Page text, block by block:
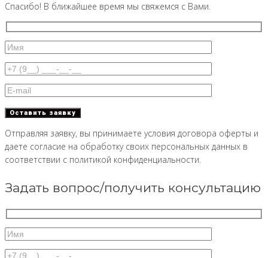
Спасибо! В ближайшее время мы свяжемся с Вами.
Отправляя заявку, вы принимаете условия договора оферты и
даете согласие на обработку своих персональных данных в
соответствии с политикой конфиденциальности.
Задать вопрос/получить консультацию